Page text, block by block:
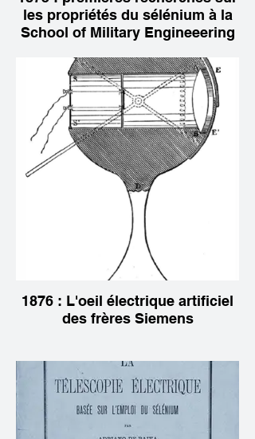
les propriétés du sélénium à la
School of Military Engineeering
1876 : L'oeil électrique artificiel
des frères Siemens